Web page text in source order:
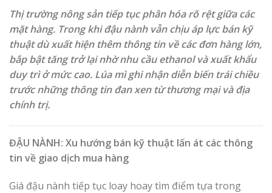
Thị trường nông sản tiếp tục phân hóa rõ rệt giữa các
mặt hàng. Trong khi đậu nành vẫn chịu áp lực bán kỹ
thuật dù xuất hiện thêm thông tin về các đơn hàng lớn,
bắp bật tăng trở lại nhờ nhu cầu ethanol và xuất khẩu
duy trì ở mức cao. Lúa mì ghi nhận diễn biến trái chiều
trước những thông tin đan xen từ thương mại và địa
chính trị.
ĐẬU NÀNH: Xu hướng bán kỹ thuật lấn át các thông
tin về giao dịch mua hàng
Giá đậu nành tiếp tục loay hoay tìm điểm tựa trong